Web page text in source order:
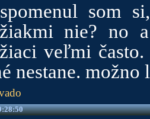
som
nie? no
veľmi
nestane.